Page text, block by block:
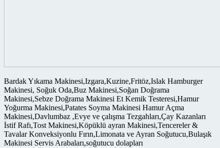
Bardak Yıkama Makinesi,Izgara,Kuzine,Fritöz,Islak Hamburger
Makinesi, Soğuk Oda,Buz Makinesi,Soğan Doğrama
Makinesi,Sebze Doğrama Makinesi Et Kemik Testeresi,Hamur
Yoğurma Makinesi,Patates Soyma Makinesi Hamur Açma
Makinesi,Davlumbaz ,Evye ve çalışma Tezgahları,Çay Kazanları
İstif Rafı,Tost Makinesi,Köpüklü ayran Makinesi,Tencereler &
Tavalar Konveksiyonlu Fırın,Limonata ve Ayran Soğutucu,Bulaşık
Makinesi Servis Arabaları,soğutucu dolapları